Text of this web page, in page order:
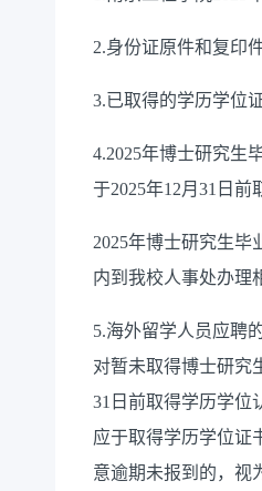
2.身份证原件和复印
3.已取得的学历学位
4.2025年博士研究生
于2025年12月 31 日前
2025年博士研究生毕
内到我校人事处办理
5.海外留学人员应聘
对暂未取得博士研究
31 日前取得学历学位
应于取得学历学位证
意逾期未报到的，视